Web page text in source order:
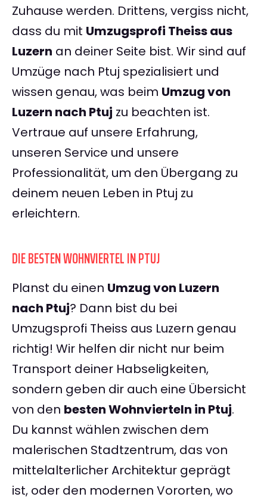
Zuhause werden. Drittens, vergiss nicht,
dass du mit Umzugsprofi Theiss aus
Luzern an deiner Seite bist. Wir sind auf
Umzüge nach Ptuj spezialisiert und
wissen genau, was beim Umzug von
Luzern nach Ptuj zu beachten ist.
Vertraue auf unsere Erfahrung,
unseren Service und unsere
Professionalität, um den Übergang zu
deinem neuen Leben in Ptuj zu
erleichtern.
DIE BESTEN WOHNVIERTEL IN PTUJ
Planst du einen Umzug von Luzern
nach Ptuj? Dann bist du bei
Umzugsprofi Theiss aus Luzern genau
richtig! Wir helfen dir nicht nur beim
Transport deiner Habseligkeiten,
sondern geben dir auch eine Übersicht
von den besten Wohnvierteln in Ptuj.
Du kannst wählen zwischen dem
malerischen Stadtzentrum, das von
mittelalterlicher Architektur geprägt
ist, oder den modernen Vororten, wo